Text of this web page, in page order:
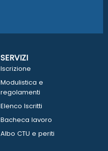
SERVIZI
Iscrizione
Modulistica e
regolamenti
Elenco Iscritti
Bacheca lavoro
Albo CTU e periti